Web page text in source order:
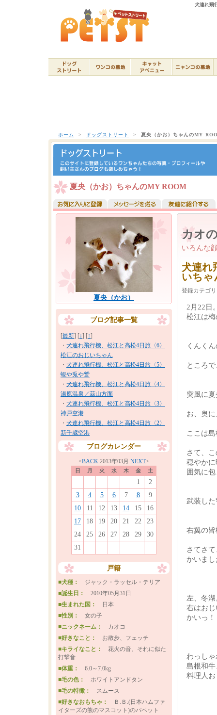
犬連れ飛
ホーム > ドッグストリート > 夏央（かお）ちゃんのMY
夏央（かお）ちゃんのMY ROOM
夏央（かお）
ブログ記事一覧
[最新] [↓] [↑]
・ 犬連れ飛行機、松江と高松4日旅〈6〉
松江のおじいちゃん
・ 犬連れ飛行機、松江と高松4日旅〈5〉
蜆や兎や鷲
・ 犬連れ飛行機、松江と高松4日旅〈4〉
湯原温泉／蒜山方面
・ 犬連れ飛行機、松江と高松4日旅〈3〉
神戸空港
・ 犬連れ飛行機、松江と高松4日旅〈2〉
新千歳空港
ブログカレンダー
<BACK 2013年03月 NEXT>
日 月 火 水 木 金 土
1
2
3
4 5 6 7 8
9
10
11 12 13 14 15
16
17
18 19 20 21 22
23
24
25 26 27 28 29
30
31
戸籍
■犬種： ジャック・ラッセル・テリア
■誕生日： 2010年05月31日
■生まれた国：
日本
■性別： 女の子
■ニックネーム： カオコ
■好きなこと： お散歩、フェッチ
■キライなこと： 花火の音、それに似た
打撃音
■体重： 6.0～7.0kg
■毛の色： ホワイトアンドタン
■毛の特徴： スムース
■好きなおもちゃ：
Ｂ.Ｂ.(日本ハムファ
イターズの熊のマスコット)のパペット
カオ
いろんな
犬連れ
いちゃ
登録カテゴ
2月22日
松江は
くんく
ところ
突風に
お、奥
ここは
さて、
穏やか
囲気に
武装し
右翼の
さてさ
かいま
左、冬湖
右はお
かいっ！
わっし
島根和
料理人